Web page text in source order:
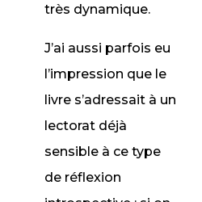
très dynamique.
J’ai aussi parfois eu
l’impression que le
livre s’adressait à un
lectorat déjà
sensible à ce type
de réflexion